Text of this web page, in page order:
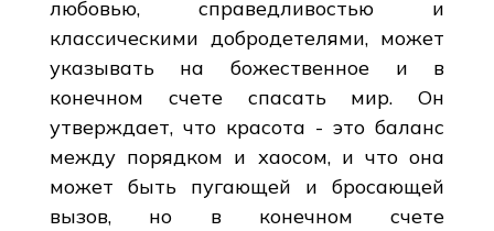
любовью, справедливостью и
классическими добродетелями, может
указывать на божественное и в
конечном счете спасать мир. Он
утверждает, что красота - это баланс
между порядком и хаосом, и что она
может быть пугающей и бросающей
вызов, но в конечном счете